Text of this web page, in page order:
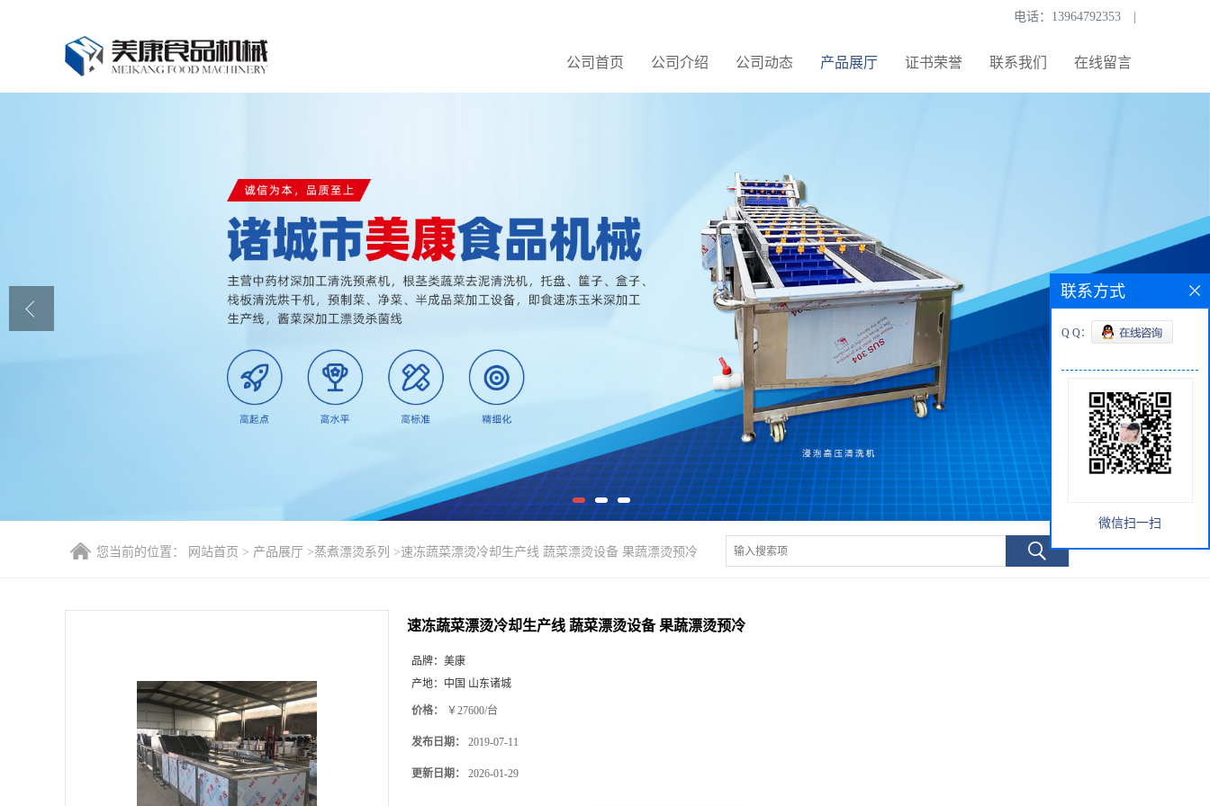
电话： 13964792353
公司首页 公司介绍 公司动态 产品展厅 证书荣誉 联系我们 在线留言
公司首页
在线留言
您当前的位置： 网站首页 > 产品展厅 >蒸煮漂烫系列 >速冻蔬菜漂烫冷却生产线 蔬菜漂烫设备 果蔬漂烫预冷
速冻蔬菜漂烫冷却生产线 蔬菜漂烫设备 果蔬漂烫预冷
品牌： 美康
产地： 中国 山东诸城
价格： ￥27600/台
发布日期： 2019-07-11
更新日期： 2026-01-29
联系方式
Q Q：
微信扫一扫